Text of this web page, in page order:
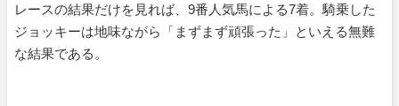
レースの結果だけを見れば、9番人気馬による7着。騎乗した
ジョッキーは地味ながら「まずまず頑張った」といえる無難
な結果である。